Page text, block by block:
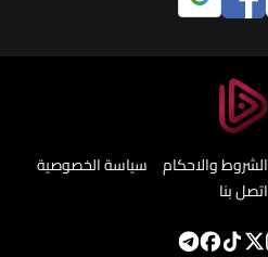
الشروط والاحكام سياسة الخصوصية
اتصل بنا